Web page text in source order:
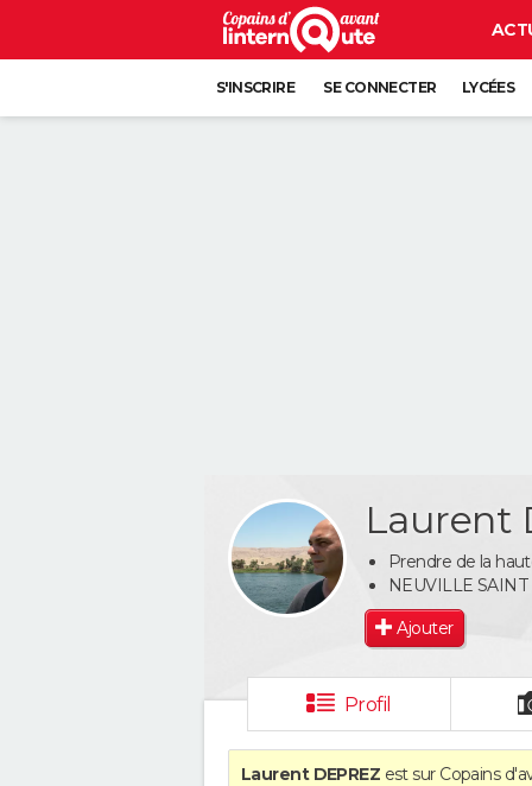
S'INSCRIRE SE CONNECTER LYCÉES
Laurent
Prendre de la
NEUVILLE
Ajouter
Profil
Laurent DEPREZ est sur Copains